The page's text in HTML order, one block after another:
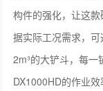
构件的强化，让这
据实际工况需求，
2m³的大铲斗，每一
DX1000HD的作业效